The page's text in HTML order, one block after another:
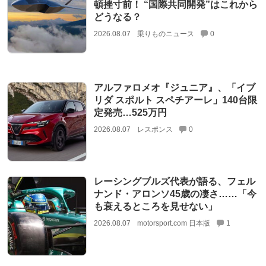
頓挫寸前！ “国際共同開発”はこれから
どうなる？
2026.08.07 乗りものニュース 0
アルファロメオ『ジュニア』、「イブ
リダ スポルト スペチアーレ」140台限
定発売…525万円
2026.08.07 レスポンス 0
レーシングブルズ代表が語る、フェル
ナンド・アロンソ45歳の凄さ……「今
も衰えるところを見せない」
2026.08.07 motorsport.com 日本版 1